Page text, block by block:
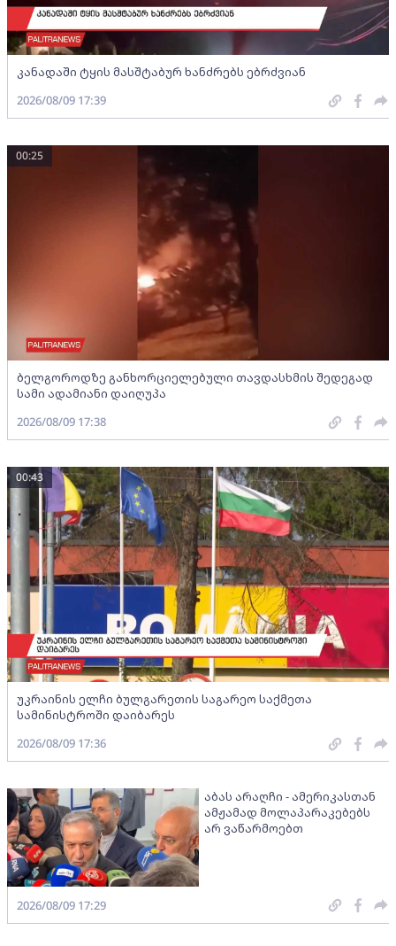
კანადაში ტყის მასშტაბურ ხანძრებს ებრძვიან
2026/08/09 17:39
ბელგოროდზე განხორციელებული თავდასხმის შედეგად
სამი ადამიანი დაიღუპა
00:25
2026/08/09 17:38
უკრაინის ელჩი ბულგარეთის საგარეო საქმეთა
სამინისტროში დაიბარეს
00:43
2026/08/09 17:36
აბას არაღჩი - ამერიკასთან
ამჟამად მოლაპარაკებებს
არ ვაწარმოებთ
2026/08/09 17:29